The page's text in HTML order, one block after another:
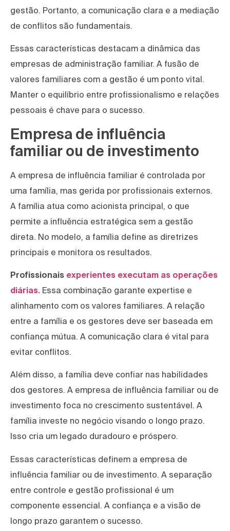
gestão. Portanto, a comunicação clara e a mediação
de conflitos são fundamentais.
Essas características destacam a dinâmica das
empresas de administração familiar. A fusão de
valores familiares com a gestão é um ponto vital.
Manter o equilíbrio entre profissionalismo e relações
pessoais é chave para o sucesso.
Empresa de influência
familiar ou de investimento
A empresa de influência familiar é controlada por
uma família, mas gerida por profissionais externos.
A família atua como acionista principal, o que
permite a influência estratégica sem a gestão
direta. No modelo, a família define as diretrizes
principais e monitora os resultados.
Profissionais experientes executam as operações
diárias. Essa combinação garante expertise e
alinhamento com os valores familiares. A relação
entre a família e os gestores deve ser baseada em
confiança mútua. A comunicação clara é vital para
evitar conflitos.
Além disso, a família deve confiar nas habilidades
dos gestores. A empresa de influência familiar ou de
investimento foca no crescimento sustentável. A
família investe no negócio visando o longo prazo.
Isso cria um legado duradouro e próspero.
Essas características definem a empresa de
influência familiar ou de investimento. A separação
entre controle e gestão profissional é um
componente essencial. A confiança e a visão de
longo prazo garantem o sucesso.